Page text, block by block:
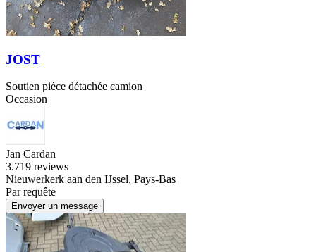
JOST
Soutien pièce détachée camion
Occasion
Jan Cardan
3.719 reviews
Nieuwerkerk aan den IJssel, Pays-Bas
Par requête
Envoyer un message